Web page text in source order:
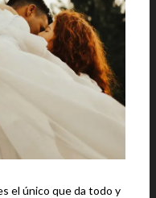
el único que da todo y